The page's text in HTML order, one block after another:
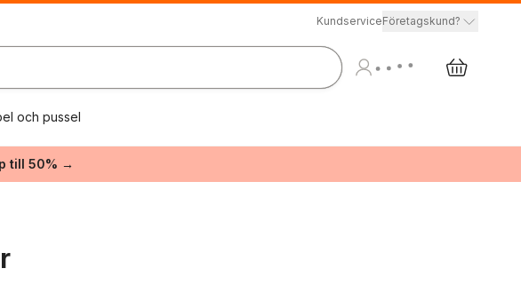
KundserviceFöretagskund?
och pussel
till 50% →